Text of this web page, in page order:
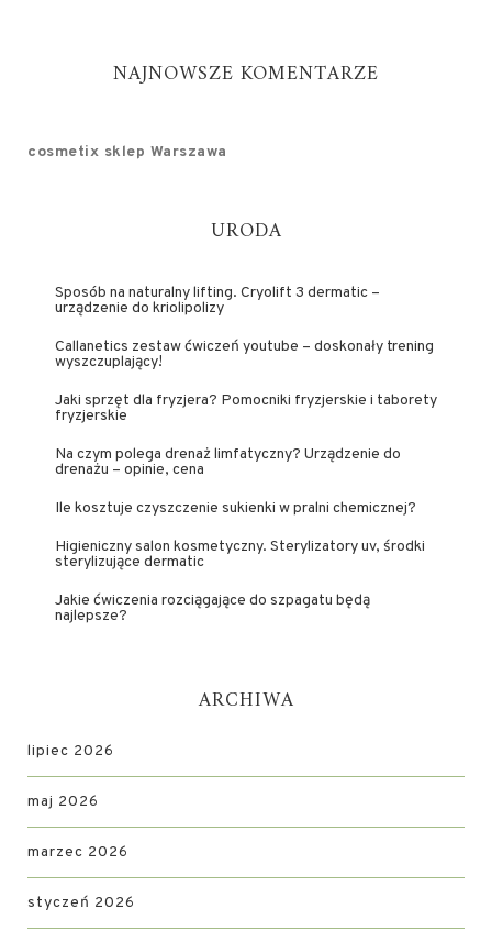
NAJNOWSZE KOMENTARZE
cosmetix sklep Warszawa
URODA
Sposób na naturalny lifting. Cryolift 3 dermatic –
urządzenie do kriolipolizy
Callanetics zestaw ćwiczeń youtube – doskonały trening
wyszczuplający!
Jaki sprzęt dla fryzjera? Pomocniki fryzjerskie i taborety
fryzjerskie
Na czym polega drenaż limfatyczny? Urządzenie do
drenażu – opinie, cena
Ile kosztuje czyszczenie sukienki w pralni chemicznej?
Higieniczny salon kosmetyczny. Sterylizatory uv, środki
sterylizujące dermatic
Jakie ćwiczenia rozciągające do szpagatu będą
najlepsze?
ARCHIWA
lipiec 2026
maj 2026
marzec 2026
styczeń 2026